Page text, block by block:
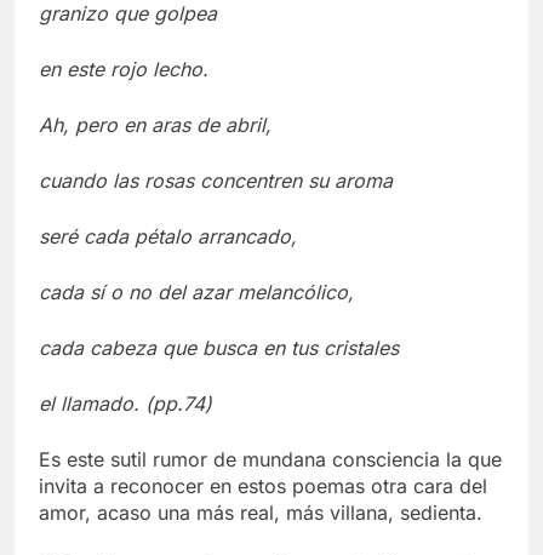
granizo que golpea
en este rojo lecho.
Ah, pero en aras de abril,
cuando las rosas concentren su aroma
seré cada pétalo arrancado,
cada sí o no del azar melancólico,
cada cabeza que busca en tus cristales
el llamado. (pp.74)
Es este sutil rumor de mundana consciencia la que
invita a reconocer en estos poemas otra cara del
amor, acaso una más real, más villana, sedienta.